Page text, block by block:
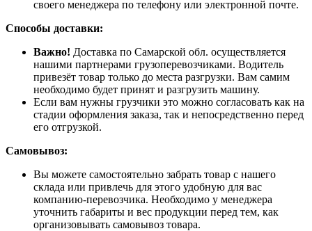
своего менеджера по телефону или электронной почте.
Способы доставки:
Важно! Доставка по Самарской обл. осуществляется
нашими партнерами грузоперевозчиками. Водитель
привезёт товар только до места разгрузки. Вам самим
необходимо будет принят и разгрузить машину.
Если вам нужны грузчики это можно согласовать как на
стадии оформления заказа, так и непосредственно перед
его отгрузкой.
Самовывоз:
Вы можете самостоятельно забрать товар с нашего
склада или привлечь для этого удобную для вас
компанию-перевозчика. Необходимо у менеджера
уточнить габариты и вес продукции перед тем, как
организовывать самовывоз товара.